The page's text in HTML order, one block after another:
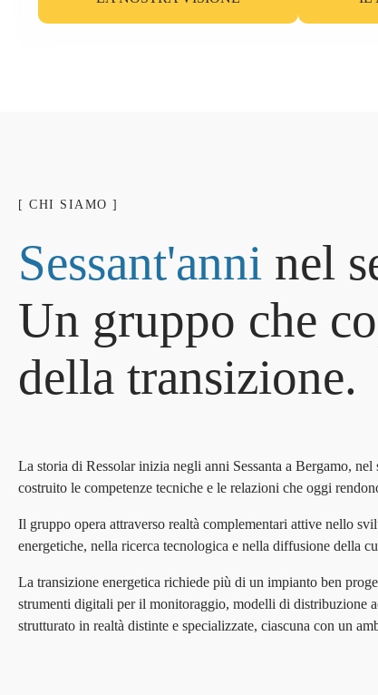
[ CHI SIAMO ]
Sessant'anni nel s
Un gruppo che co
della transizione.
La storia di Ressolar inizia negli anni Sessanta a Bergamo,
costruito le competenze tecniche e le relazioni che oggi
Il gruppo opera attraverso realtà complementari attive nello
energetiche, nella ricerca tecnologica e nella diffusione della
La transizione energetica richiede più di un impianto ben
strumenti digitali per il monitoraggio, modelli di distribuzione
strutturato in realtà distinte e specializzate, ciascuna con un